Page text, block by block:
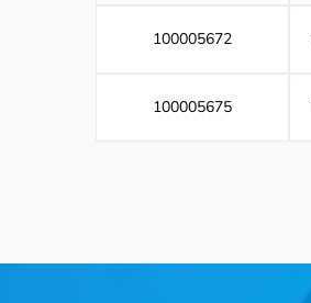
100005672
100005675